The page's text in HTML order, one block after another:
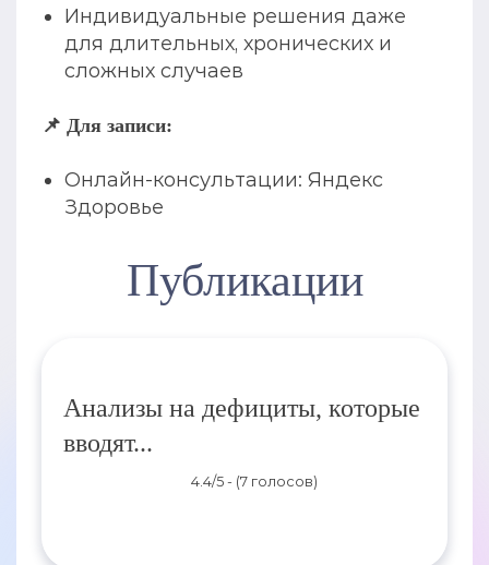
Индивидуальные решения даже
для длительных, хронических и
сложных случаев
📌 Для записи:
Онлайн-консультации: Яндекс
Здоровье
Публикации
Анализы на дефициты, которые
вводят...
4.4/5 - (7 голосов)